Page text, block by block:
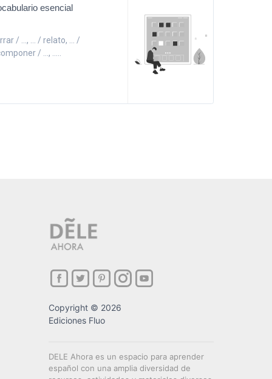
esencial
/ ..., ... / relato, ... /
/ ..., .....
Copyright © 2026
Ediciones Fluo
DELE Ahora es un espacio para aprender
español con una amplia diversidad de